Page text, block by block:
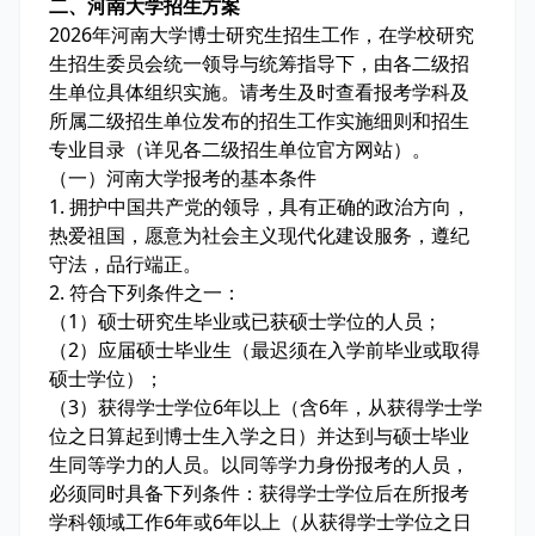
二、河南大学招生方案
2026年河南大学博士研究生招生工作，在学校研究
生招生委员会统一领导与统筹指导下，由各二级招
生单位具体组织实施。请考生及时查看报考学科及
所属二级招生单位发布的招生工作实施细则和招生
专业目录（详见各二级招生单位官方网站）。
（一）河南大学报考的基本条件
1. 拥护中国共产党的领导，具有正确的政治方向，
热爱祖国，愿意为社会主义现代化建设服务，遵纪
守法，品行端正。
2. 符合下列条件之一：
（1）硕士研究生毕业或已获硕士学位的人员；
（2）应届硕士毕业生（最迟须在入学前毕业或取得
硕士学位）；
（3）获得学士学位6年以上（含6年，从获得学士学
位之日算起到博士生入学之日）并达到与硕士毕业
生同等学力的人员。以同等学力身份报考的人员，
必须同时具备下列条件：获得学士学位后在所报考
学科领域工作6年或6年以上（从获得学士学位之日